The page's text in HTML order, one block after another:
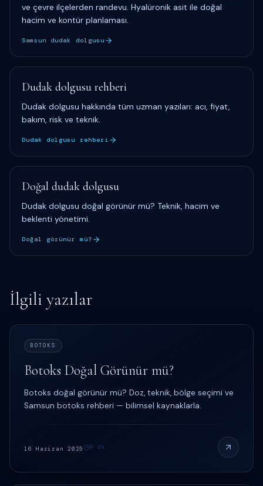
ve çevre ilçelerden randevu. Hyalüronik asit ile doğal
hacim ve kontür planlaması.
Samsun dudak dolgusu
Dudak dolgusu rehberi
Dudak dolgusu hakkında tüm uzman yazıları: acı, fiyat,
bakım, risk ve teknik.
Dudak dolgusu rehberi
Doğal dudak dolgusu
Dudak dolgusu doğal görünür mü? Teknik, hacim ve
beklenti yönetimi.
Doğal görünür mü?
İlgili yazılar
BOTOKS
Botoks Doğal Görünür mü?
Botoks doğal görünür mü? Doz, teknik, bölge seçimi ve
Samsun botoks rehberi — bilimsel kaynaklarla.
16 Haziran 2025 9 dk